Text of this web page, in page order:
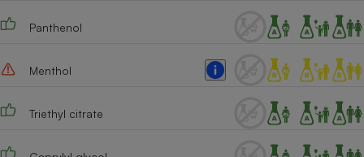
Panthenol
Menthol
Triethyl citrate
Cafetière à expressos